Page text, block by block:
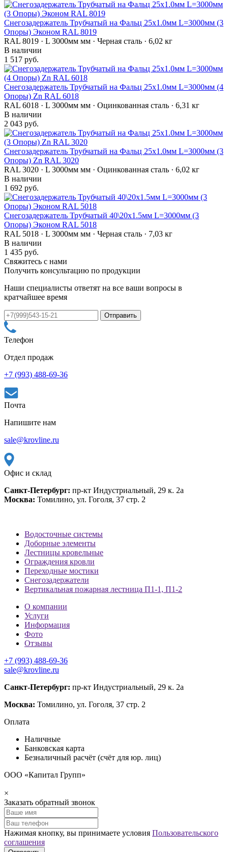
Снегозадержатель Трубчатый на Фальц 25х1.0мм L=3000мм (3
Опоры) Эконом RAL 8019
RAL 8019 · L 3000мм мм · Черная сталь · 6,02 кг
В наличии
1 517 руб.
Снегозадержатель Трубчатый на Фальц 25х1.0мм L=3000мм (4
Опоры) Zn RAL 6018
RAL 6018 · L 3000мм мм · Оцинкованная сталь · 6,31 кг
В наличии
2 043 руб.
Снегозадержатель Трубчатый на Фальц 25х1.0мм L=3000мм (3
Опоры) Zn RAL 3020
RAL 3020 · L 3000мм мм · Оцинкованная сталь · 6,02 кг
В наличии
1 692 руб.
Снегозадержатель Трубчатый 40\20х1.5мм L=3000мм (3
Опоры) Эконом RAL 5018
RAL 5018 · L 3000мм мм · Черная сталь · 7,03 кг
В наличии
1 435 руб.
Свяжитесь с нами
Получить консультацию по продукции
Наши специалисты ответят на все ваши вопросы в
кратчайшее время
Телефон
Отдел продаж
+7 (993) 488-69-36
Почта
Напишите нам
sale@krovline.ru
Офис и склад
Санкт-Петербург: пр-кт Индустриальный, 29 к. 2а
Москва: Томилино, ул. Гоголя, 37 стр. 2
Водосточные системы
Доборные элементы
Лестницы кровельные
Ограждения кровли
Переходные мостики
Снегозадержатели
Вертикальная пожарная лестница П1-1, П1-2
О компании
Услуги
Информация
Фото
Отзывы
+7 (993) 488-69-36
sale@krovline.ru
Санкт-Петербург: пр-кт Индустриальный, 29 к. 2а
Москва: Томилино, ул. Гоголя, 37 стр. 2
Оплата
Наличные
Банковская карта
Безналичный расчёт (счёт для юр. лиц)
ООО «Капитал Групп»
×
Заказать обратный звонок
Нажимая кнопку, вы принимаете условия Пользовательского
соглашения